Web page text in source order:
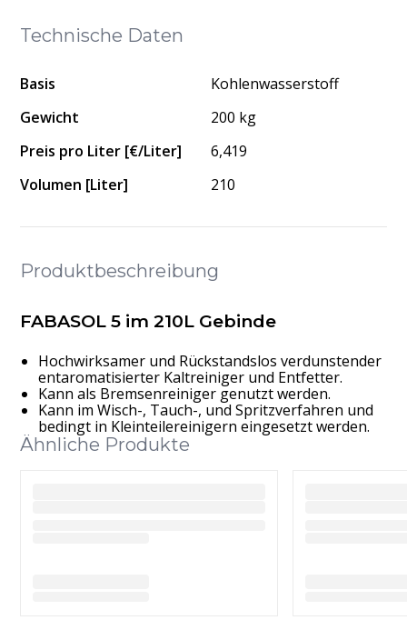
Technische Daten
Basis
Kohlenwasserstoff
Gewicht
200 kg
Preis pro Liter [€/Liter]
6,419
Volumen [Liter]
210
Produktbeschreibung
FABASOL 5 im 210L Gebinde
Hochwirksamer und Rückstandslos verdunstender
entaromatisierter Kaltreiniger und Entfetter.
Kann als Bremsenreiniger genutzt werden.
Kann im Wisch-, Tauch-, und Spritzverfahren und
bedingt in Kleinteilereinigern eingesetzt werden.
Ähnliche Produkte